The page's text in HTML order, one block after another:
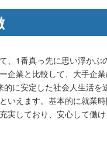
、1番真っ先に思い浮か
企業と比較して、大手企
的に安定した社会人生活
いえます。基本的に就業
実しており、安心して働